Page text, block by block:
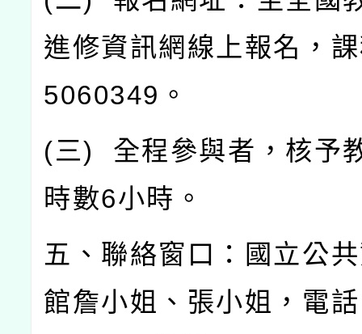
進修資訊網線上報名，
5060349 。
(三) 全程參與者，核予
時數6小時。
五、聯絡窗口：國立公
館詹小姐、張小姐，電